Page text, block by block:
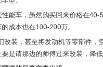
车，虽然购买回来价格在40-
成本也在100-200万。
装，甚至将发动机等零部件，
是请那边的师傅过来改装，降低